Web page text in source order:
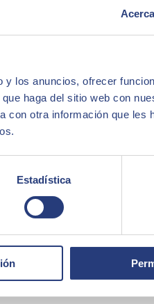
los anuncios, ofrecer
haga del sitio web con
con otra información que les
Estadística